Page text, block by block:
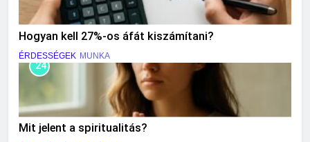
Hogyan kell 27%-os áfát kiszámítani?
ÉRDESSÉGEK MUNKA
24
Mit jelent a spiritualitás?